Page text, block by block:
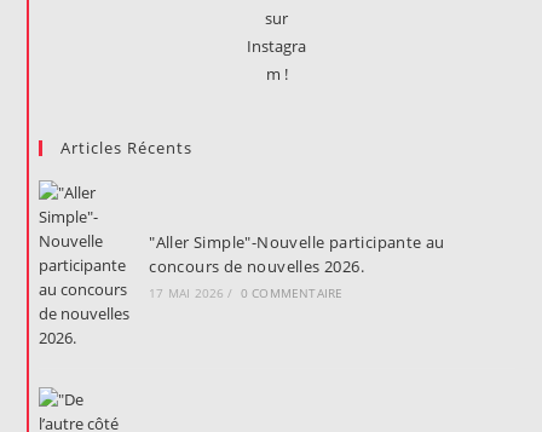
Articles Récents
"Aller Simple"-Nouvelle participante au
concours de nouvelles 2026.
17 MAI 2026 / 0 COMMENTAIRE